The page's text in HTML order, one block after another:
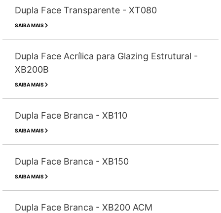
Dupla Face Transparente - XT080
SAIBA MAIS
Dupla Face Acrílica para Glazing Estrutural -
XB200B
SAIBA MAIS
Dupla Face Branca - XB110
SAIBA MAIS
Dupla Face Branca - XB150
SAIBA MAIS
Dupla Face Branca - XB200 ACM